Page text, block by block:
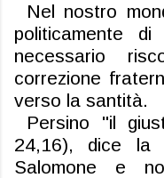
Nel nostro
politicamente di
necessario
correzione
verso la santità.
Persino "il
24,16), dice la
Salomone e